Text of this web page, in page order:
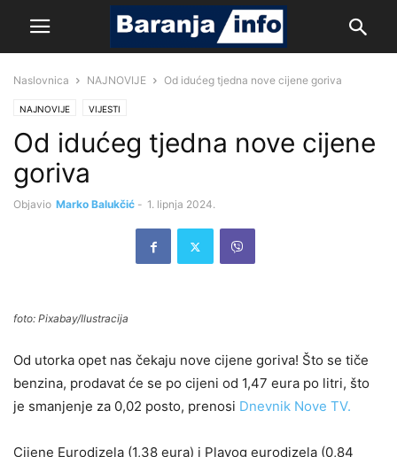
Naslovnica NAJNOVIJE Od idućeg tjedna nove cijene goriva
NAJNOVIJE VIJESTI
Od idućeg tjedna nove cijene
goriva
Objavio Marko Balukčić - 1. lipnja 2024.
foto: Pixabay/Ilustracija
Od utorka opet nas čekaju nove cijene goriva! Što se tiče
benzina, prodavat će se po cijeni od 1,47 eura po litri, što
je smanjenje za 0,02 posto, prenosi Dnevnik Nove TV.
Cijene Eurodizela (1,38 eura) i Plavog eurodizela (0,84